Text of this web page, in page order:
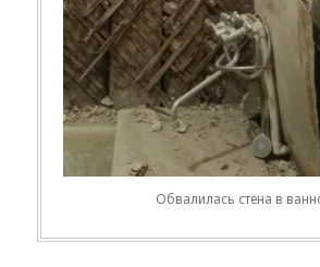
Обвалилась стена в